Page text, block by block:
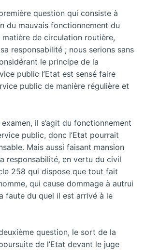
question qui consiste à
du mauvais fonctionnement du
de circulation routière,
responsabilité ; nous serions sans
le principe de la
public l’Etat est sensé faire
public de manière régulière et
il s’agit du fonctionnement
public, donc l’Etat pourrait
Mais aussi faisant mansion
responsabilité, en vertu du civil
258 qui dispose que tout fait
qui cause dommage à autrui
faute du quel il est arrivé à le
question, le sort de la
de l’Etat devant le juge